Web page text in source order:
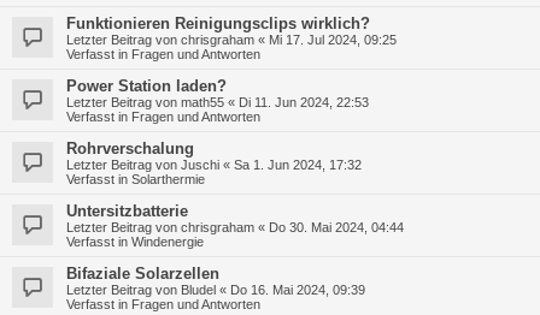
Funktionieren Reinigungsclips wirklich?
Letzter Beitrag von chrisgraham « Mi 17. Jul 2024, 09:25
Verfasst in Fragen und Antworten
Power Station laden?
Letzter Beitrag von math55 « Di 11. Jun 2024, 22:53
Verfasst in Fragen und Antworten
Rohrverschalung
Letzter Beitrag von Juschi « Sa 1. Jun 2024, 17:32
Verfasst in Solarthermie
Untersitzbatterie
Letzter Beitrag von chrisgraham « Do 30. Mai 2024, 04:44
Verfasst in Windenergie
Bifaziale Solarzellen
Letzter Beitrag von Bludel « Do 16. Mai 2024, 09:39
Verfasst in Fragen und Antworten